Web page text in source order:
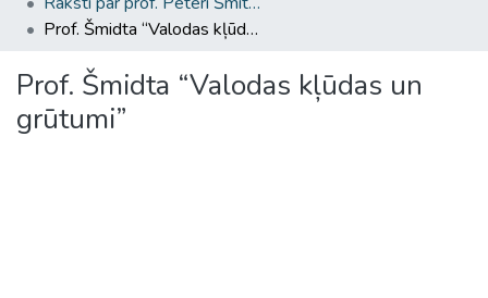
Prof. Šmidta “Valodas kļūdas un grūtumi”
Prof. Šmidta “Valodas kļūdas un
grūtumi”